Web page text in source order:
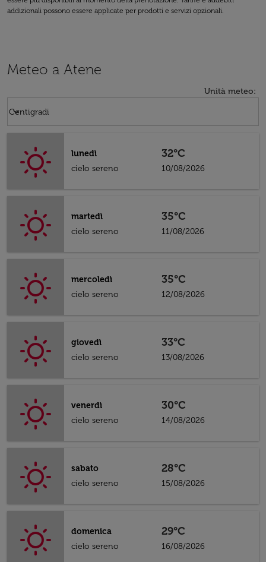
addizionali possono essere applicate per prodotti e servizi opzionali.
Meteo a Atene
Unità meteo:
Centigradi
keyboard_arrow_down
lunedì
cielo sereno
32°C
10/08/2026
martedì
cielo sereno
35°C
11/08/2026
mercoledì
cielo sereno
35°C
12/08/2026
giovedì
cielo sereno
33°C
13/08/2026
venerdì
cielo sereno
30°C
14/08/2026
sabato
cielo sereno
28°C
15/08/2026
domenica
cielo sereno
29°C
16/08/2026